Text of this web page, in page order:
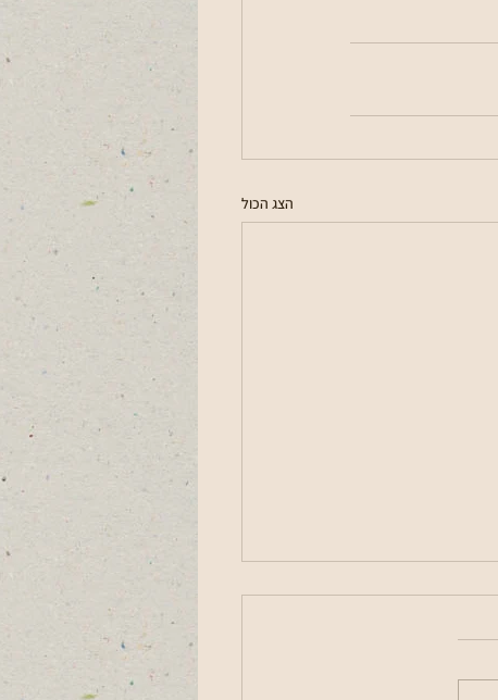
הצג הכול